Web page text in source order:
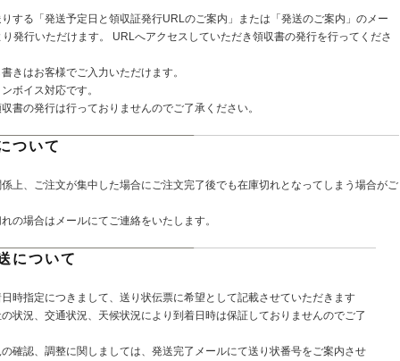
する「発送予定日と領収証発行URLのご案内」または「発送のご案内」のメー
発行いただけます。 URLへアクセスしていただき領収書の発行を行ってくださ
きはお客様でご入力いただけます。
ボイス対応です。
書の発行は行っておりませんのでご了承ください。
ついて
上、ご注文が集中した場合にご注文完了後でも在庫切れとなってしまう場合がご
の場合はメールにてご連絡をいたします。
について
時指定につきまして、送り状伝票に希望として記載させていただきます
状況、交通状況、天候状況により到着日時は保証しておりませんのでご了
確認、調整に関しましては、発送完了メールにて送り状番号をご案内させ